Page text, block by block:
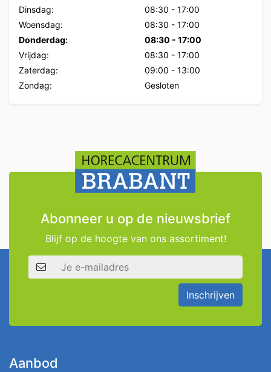
Dinsdag:
08:30 - 17:00
Woensdag:
08:30 - 17:00
Donderdag:
08:30 - 17:00
Vrijdag:
08:30 - 17:00
Zaterdag:
09:00 - 13:00
Zondag:
Gesloten
Abonneer u op de nieuwsbrief
Blijf op de hoogte van ons assortiment!
E-mailadres
Inschrijven
Aanbod